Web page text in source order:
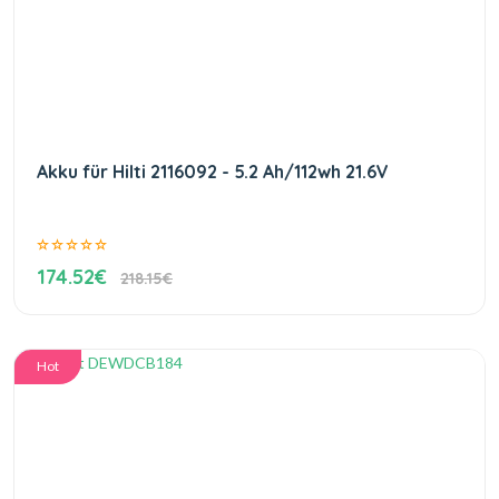
Akku für Hilti 2116092 - 5.2 Ah/112wh 21.6V
174.52€ 218.15€
Hot